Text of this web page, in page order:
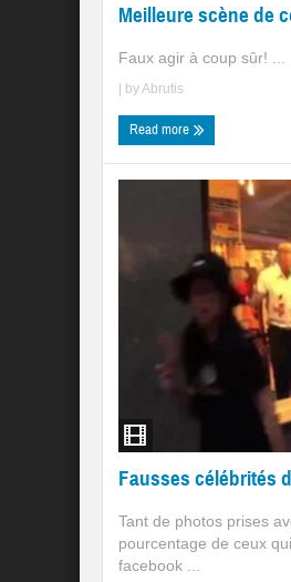
Meilleure scène de
Faux agir à coup sûr! ...
| byAbrutis
Read more
Fausses célébrités
Tant de photos prises
pourcentage de ceux
facebook ...